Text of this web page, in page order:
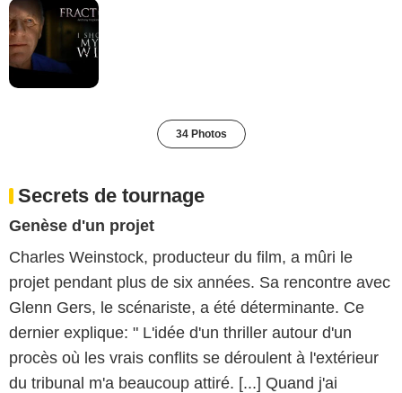
34 Photos
Secrets de tournage
Genèse d'un projet
Charles Weinstock, producteur du film, a mûri le
projet pendant plus de six années. Sa rencontre avec
Glenn Gers, le scénariste, a été déterminante. Ce
dernier explique: " L'idée d'un thriller autour d'un
procès où les vrais conflits se déroulent à l'extérieur
du tribunal m'a beaucoup attiré. [...] Quand j'ai